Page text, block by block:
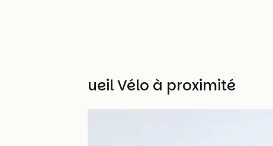
Autres Accueil Vélo à proximité